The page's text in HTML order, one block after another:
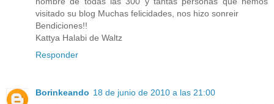
visitado su blog Muchas felicidades, nos hizo sonreir
Bendiciones!!
Kattya Halabi de Waltz
Responder
Borinkeando 18 de junio de 2010 a las 21:00